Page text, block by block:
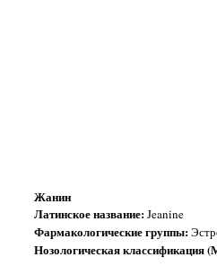
Жанин
Латинское название:Jeanine
Фармакологические группы:
Нозологическая классификация